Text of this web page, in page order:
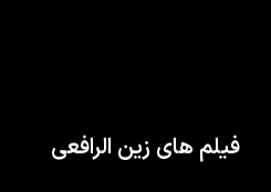
فیلم های زین الرافعی